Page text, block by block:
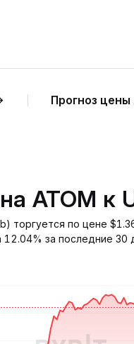
Прогноз цены
ATOM к
торгуется по цене
за последние 30